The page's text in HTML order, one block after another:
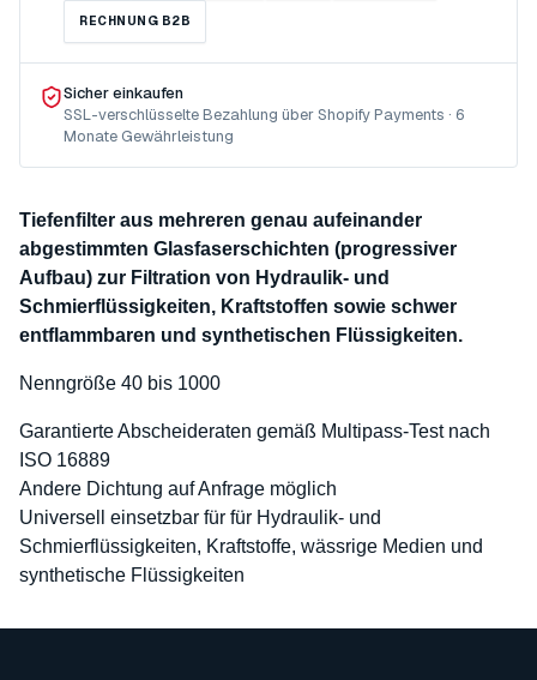
RECHNUNG B2B
Sicher einkaufen
SSL-verschlüsselte Bezahlung über Shopify Payments · 6
Monate Gewährleistung
Tiefenfilter aus mehreren genau aufeinander
abgestimmten Glasfaserschichten (progressiver
Aufbau) zur Filtration von Hydraulik- und
Schmierflüssigkeiten, Kraftstoffen sowie schwer
entflammbaren und synthetischen Flüssigkeiten.
Nenngröße 40 bis 1000
Garantierte Abscheideraten gemäß Multipass-Test nach
ISO 16889
Andere Dichtung auf Anfrage möglich
Universell einsetzbar für für Hydraulik- und
Schmierflüssigkeiten, Kraftstoffe, wässrige Medien und
synthetische Flüssigkeiten